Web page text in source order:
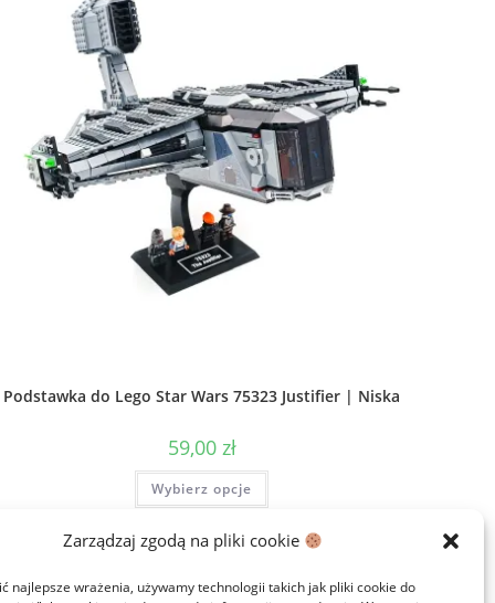
Zarządzaj zgodą na pliki cookie
najlepsze wrażenia, używamy technologii takich jak pliki cookie do
Podstawka do Lego Star Wars 75323 Justifier | Niska
59,00 zł
Wybierz opcje
Ten
ma
wariantów.
Opcje
wybrać